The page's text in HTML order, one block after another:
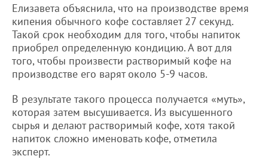
Елизавета объяснила, что на производстве время
кипения обычного кофе составляет 27 секунд.
Такой срок необходим для того, чтобы напиток
приобрел определенную кондицию. А вот для
того, чтобы произвести растворимый кофе на
производстве его варят около 5-9 часов.
В результате такого процесса получается «муть»,
которая затем высушивается. Из высушенного
сырья и делают растворимый кофе, хотя такой
напиток сложно именовать кофе, отметила
эксперт.